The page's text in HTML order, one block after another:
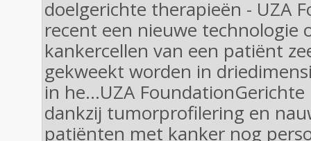
doelgerichte therapieën - UZA
recent een nieuwe technologie
kankercellen van een patiënt
gekweekt worden in
in he...UZA
dankzij tumorprofilering en
patiënten met kanker nog